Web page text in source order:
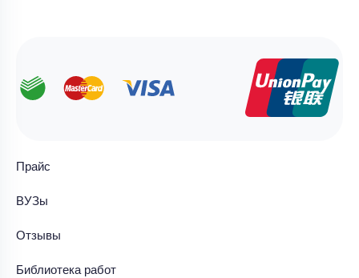
Прайс
ВУЗы
Отзывы
Библиотека работ